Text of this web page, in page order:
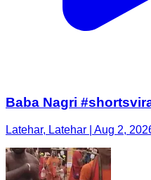
Baba Nagri #shortsviral